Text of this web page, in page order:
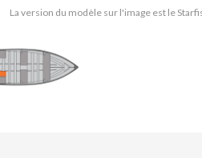
La version du modèle sur l'image est le